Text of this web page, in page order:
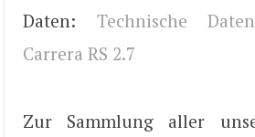
Daten: Technische
Carrera RS 2.7
Zur Sammlung aller